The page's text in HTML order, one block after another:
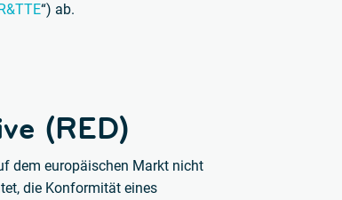
R&TTE“) ab.
(RED)
dem europäischen Markt nicht
die Konformität eines